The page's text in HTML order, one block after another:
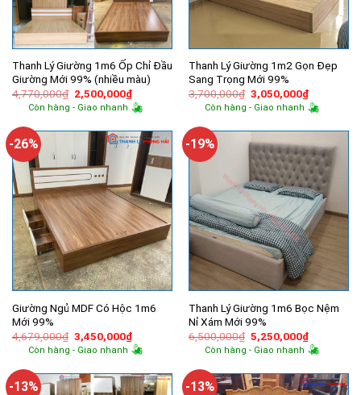
Thanh Lý Giường 1m6 Ốp Chỉ Đầu
Giường Mới 99% (nhiều màu)
4,770,000₫ Giá
gốc
là:
2,500,000₫Giá
hiện
tại
2,500,000₫.
Còn hàng - Giao nhanh
Thanh Lý Giường 1m2 Gọn Đẹp
Sang Trọng Mới 99%
3,700,000₫ Giá
gốc
là:
3,050,000₫Giá
hiện
tại
Còn hàng - Giao nhanh
-26%
Giường Ngủ MDF Có Hộc 1m6
Mới 99%
4,679,000₫ Giá
gốc
là:
3,450,000₫Giá
hiện
tại
3,450,000₫.
Còn hàng - Giao nhanh
-19%
Thanh Lý Giường 1m6 Bọc Nệm
Nỉ Xám Mới 99%
6,500,000₫ Giá
gốc
là:
5,250,000₫Giá
hiện
tại
Còn hàng - Giao nhanh
-13% -13%